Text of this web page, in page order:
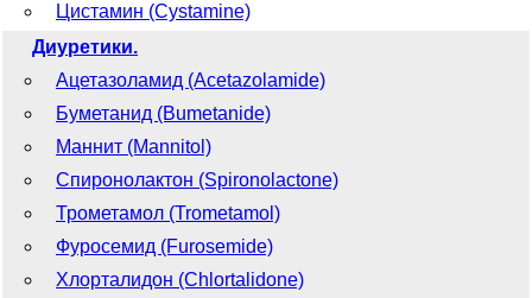
Цистамин (Cystamine)
Диуретики.
Ацетазоламид (Acetazolamide)
Буметанид (Bumetanide)
Маннит (Mannitol)
Спиронолактон (Spironolactone)
Трометамол (Trometamol)
Фуросемид (Furosemide)
Хлорталидон (Chlortalidone)